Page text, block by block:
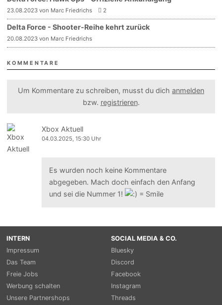
23.08.2023 von Marc Friedrichs 2
Delta Force - Shooter-Reihe kehrt zurück
20.08.2023 von Marc Friedrichs
KOMMENTARE
Um Kommentare zu schreiben, musst du dich anmelden
bzw. registrieren.
Xbox Aktuell
04.03.2025, 15:30 Uhr
Es wurden noch keine Kommentare
abgegeben. Mach doch einfach den Anfang
und sei die Nummer 1!
INTERN
Impressum
Das Team
Freie Jobs
Werbung schalten
Unsere Partnershops
SOCIAL MEDIA & CO.
Bluesky
Discord
Facebook
Instagram
Threads